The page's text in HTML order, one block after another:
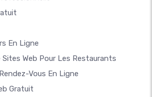
En Ligne
Web Pour Les Restaurants
Vous En Ligne
Gratuit